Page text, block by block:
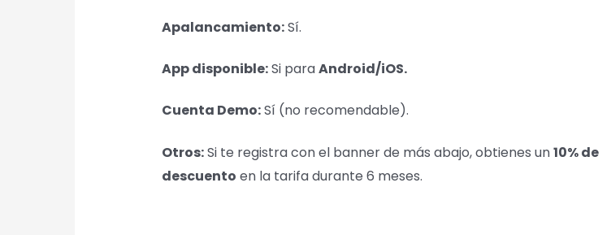
Apalancamiento:Sí.
App disponible:Si paraAndroid/iOS.
Cuenta Demo:Sí (no recomendable).
Otros:Si te registra con el banner de más abajo, obtienes un10% de
descuento en la tarifa durante 6 meses.